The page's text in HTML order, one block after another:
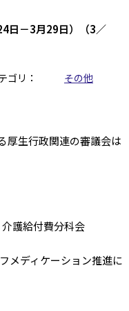
日－3月29日）（3／
ゴリ： その他
厚生行政関連の審議会は
護給付費分科会
メディケーション推進に